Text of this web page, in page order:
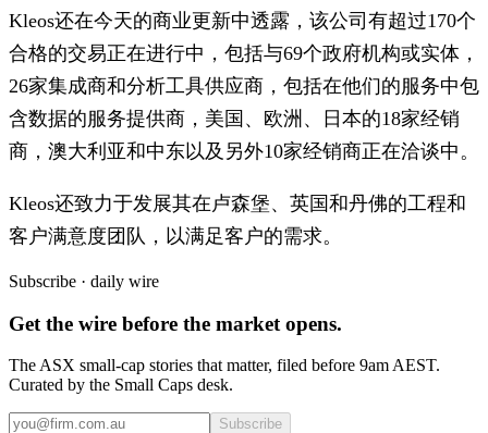
Kleos还在今天的商业更新中透露，该公司有超过170个
合格的交易正在进行中，包括与69个政府机构或实体，
26家集成商和分析工具供应商，包括在他们的服务中包
含数据的服务提供商，美国、欧洲、日本的18家经销
商，澳大利亚和中东以及另外10家经销商正在洽谈中。
Kleos还致力于发展其在卢森堡、英国和丹佛的工程和
客户满意度团队，以满足客户的需求。
Subscribe · daily wire
Get the wire before the market opens.
The ASX small-cap stories that matter, filed before 9am AEST.
Curated by the Small Caps desk.
Subscribe